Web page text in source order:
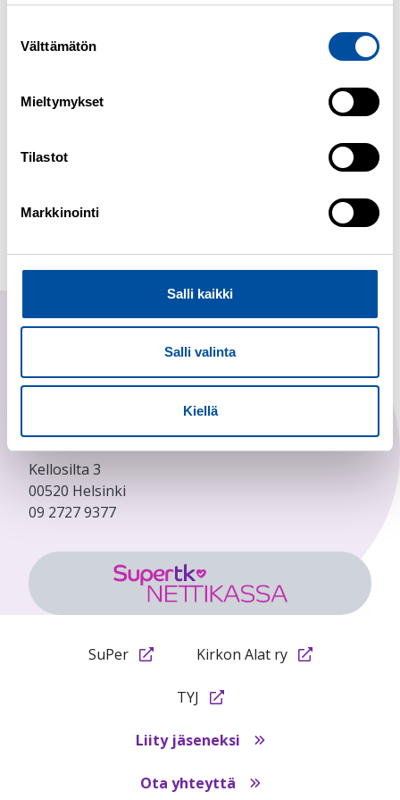
valinta
Välttämätön
Mieltymykset
Tilastot
Markkinointi
Salli kaikki
Salli valinta
Kiellä
Nettikassassa voit ottaa käyttöön
esimerkiksi sähköpostimuistutukset
Viestit näkyvät vain Nettikassassa. Emme
Tarkista myös sähköpostisi
Sähköpostimuistutukset ja muut tärkeät
SUPER TYÖTTÖMYYSKASSA
Kellosilta 3
00520 Helsinki
09 2727 9377
SuPer Kirkon Alat ry
TYJ
Liity jäseneksi
Ota yhteyttä